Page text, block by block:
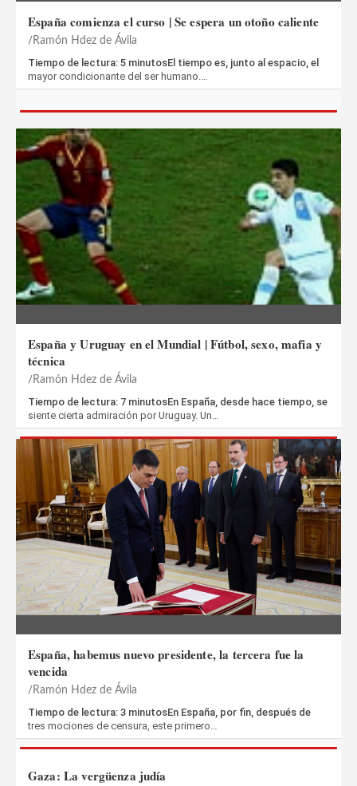
España comienza el curso | Se espera un otoño caliente
Ramón Hdez de Ávila
Tiempo de lectura: 5 minutosEl tiempo es, junto al espacio, el
mayor condicionante del ser humano.…
España y Uruguay en el Mundial | Fútbol, sexo, mafia y
técnica
Ramón Hdez de Ávila
Tiempo de lectura: 7 minutosEn España, desde hace tiempo, se
siente cierta admiración por Uruguay. Un…
España, habemus nuevo presidente, la tercera fue la
vencida
Ramón Hdez de Ávila
Tiempo de lectura: 3 minutosEn España, por fin, después de
tres mociones de censura, este primero…
Gaza: La vergüenza judía